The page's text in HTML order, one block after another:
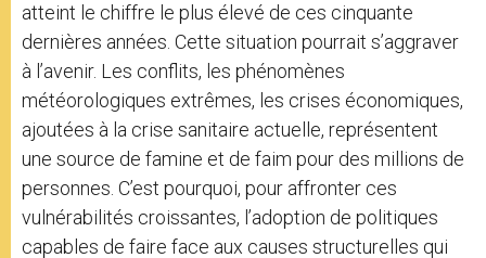
atteint le chiffre le plus élevé de ces cinquante
dernières années. Cette situation pourrait s’aggraver
à l’avenir. Les conflits, les phénomènes
météorologiques extrêmes, les crises économiques,
ajoutées à la crise sanitaire actuelle, représentent
une source de famine et de faim pour des millions de
personnes. C’est pourquoi, pour affronter ces
vulnérabilités croissantes, l’adoption de politiques
capables de faire face aux causes structurelles qui